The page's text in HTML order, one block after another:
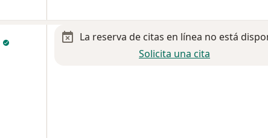
La reserva de citas en línea no está
Solicita una cita